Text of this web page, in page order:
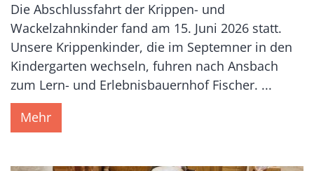
Die Abschlussfahrt der Krippen- und
Wackelzahnkinder fand am 15. Juni 2026 statt.
Unsere Krippenkinder, die im Septemner in den
Kindergarten wechseln, fuhren nach Ansbach
zum Lern- und Erlebnisbauernhof Fischer. ...
Mehr